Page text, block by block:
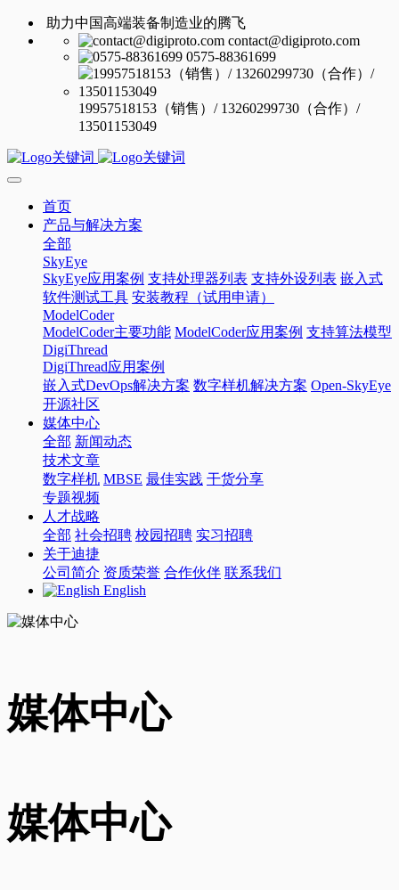
助力中国高端装备制造业的腾飞
contact@digiproto.com
0575-88361699
19957518153（销售）/ 13260299730（合作）/
13501153049
首页
产品与解决方案
全部
SkyEye
SkyEye应用案例 支持处理器列表 支持外设列表 嵌入式
软件测试工具 安装教程（试用申请）
ModelCoder
ModelCoder主要功能 ModelCoder应用案例 支持算法模型
DigiThread
DigiThread应用案例
嵌入式DevOps解决方案 数字样机解决方案 Open-SkyEye
开源社区
媒体中心
全部 新闻动态
技术文章
数字样机 MBSE 最佳实践 干货分享
专题视频
人才战略
全部 社会招聘 校园招聘 实习招聘
关于迪捷
公司简介 资质荣誉 合作伙伴 联系我们
English
媒体中心
媒体中心